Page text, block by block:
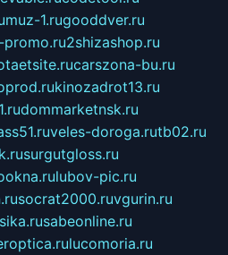
muz-1.rugooddver.ru
2shizashop.ru
carszona-bu.ru
kinozadrot13.ru
dommarketnsk.ru
veles-doroga.rutb02.ru
surgutgloss.ru
lubov-pic.ru
socrat2000.ruvgurin.ru
sabeonline.ru
lucomoria.ru